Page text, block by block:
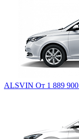
ALSVIN От 1 889 900